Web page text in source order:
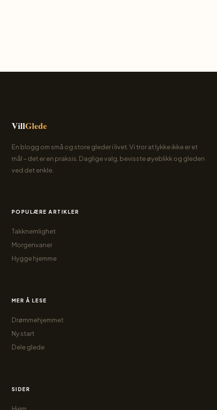
VillGlede
En blogg om små og store gleder i livet. Vi tror at lykke ikke er et
mål – det er en praksis. Daglige valg, bevisste øyeblikk og gleden
ved det enkle.
POPULÆRE ARTIKLER
Takknemlighet
Morgenvaner
Hygge hjemme
MER Å LESE
Drømmehjemmet
Ny start
Dele glede
SIDER
Hjem